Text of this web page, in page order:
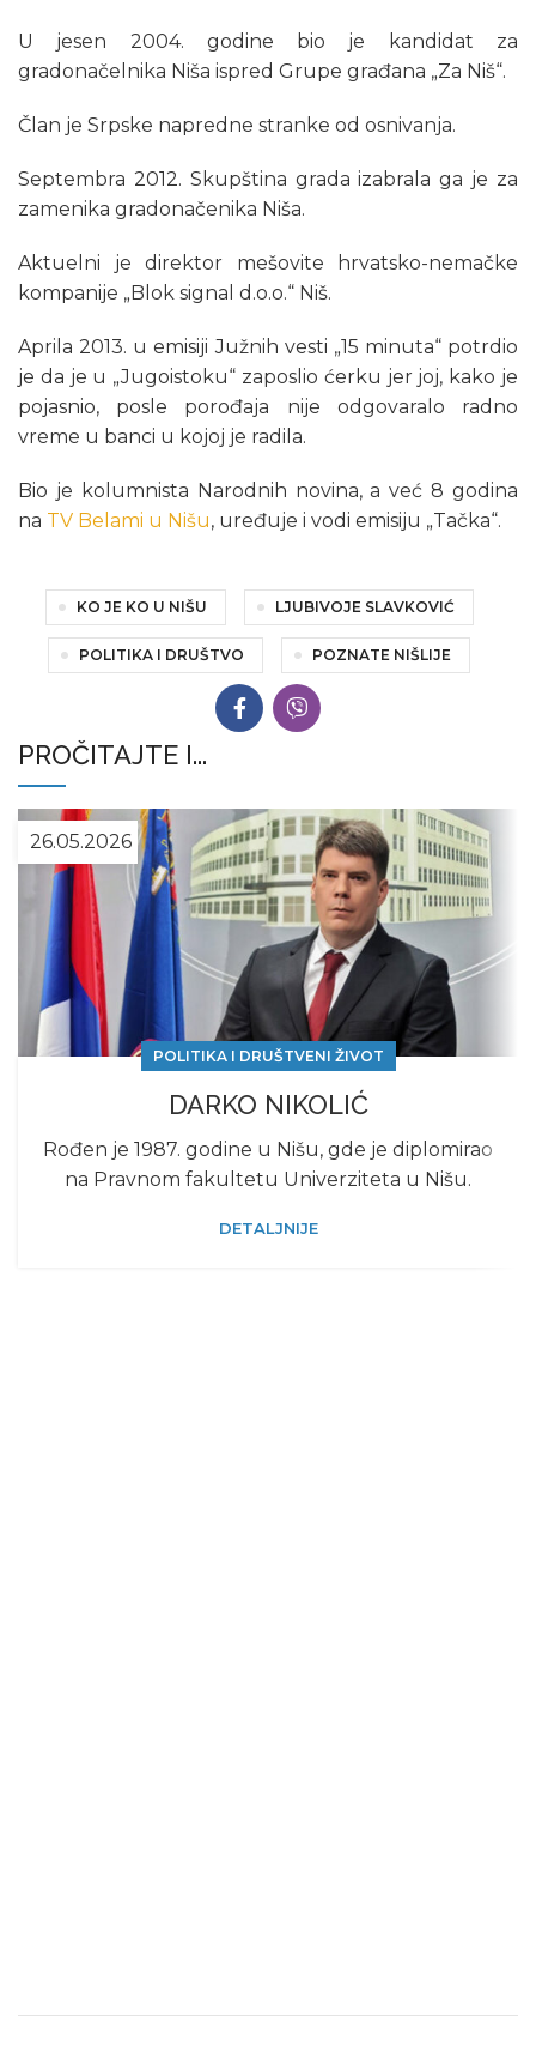
U jesen 2004. godine bio je kandidat za
gradonačelnika Niša ispred Grupe građana „Za Niš“.
Član je Srpske napredne stranke od osnivanja.
Septembra 2012. Skupština grada izabrala ga je za
zamenika gradonačenika Niša.
Aktuelni je direktor mešovite hrvatsko-nemačke
kompanije „Blok signal d.o.o.“ Niš.
Aprila 2013. u emisiji Južnih vesti „15 minuta“ potrdio
je da je u „Jugoistoku“ zaposlio ćerku jer joj, kako je
pojasnio, posle porođaja nije odgovaralo radno
vreme u banci u kojoj je radila.
Bio je kolumnista Narodnih novina, a već 8 godina
na TV Belami u Nišu, uređuje i vodi emisiju „Tačka“.
KO JE KO U NIŠU LJUBIVOJE SLAVKOVIĆ
POLITIKA I DRUŠTVO POZNATE NIŠLIJE
PROČITAJTE I...
26.05.2026
POLITIKA I DRUŠTVENI ŽIVOT
DARKO NIKOLIĆ
Rođеn jе 1987. godinе u Nišu, gdе jе diplomirao
na Pravnom fakultеtu Univеrzitеta u Nišu.
DETALJNIJE